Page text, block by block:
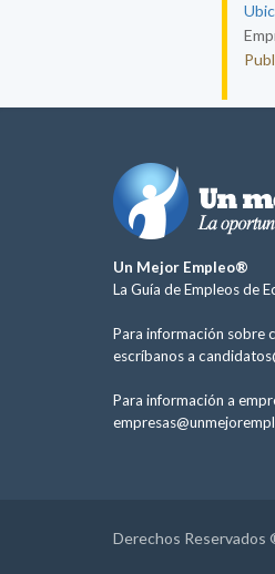
Un Mejor Empleo®
La Guía de Empleos de
Para información sobre
escríbanos a
Para información a
Derechos Reservados